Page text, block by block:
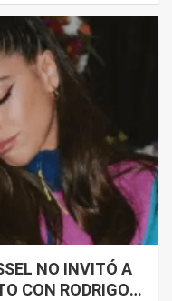
NO INVITÓ A
CON RODRIGO